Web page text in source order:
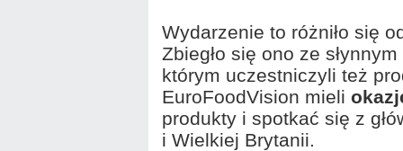
Wydarzenie to różniło się
Zbiegło się ono ze
którym uczestniczyli też
EuroFoodVision mieli
produkty i spotkać się z
i Wielkiej Brytanii.